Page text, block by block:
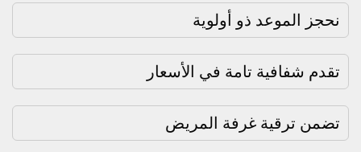
نحجز الموعد ذو أولوية
تقدم شفافية تامة في الأسعار
تضمن ترقية غرفة المريض